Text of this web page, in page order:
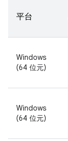
平台
Windows
(64 位元)
Windows
(64 位元)